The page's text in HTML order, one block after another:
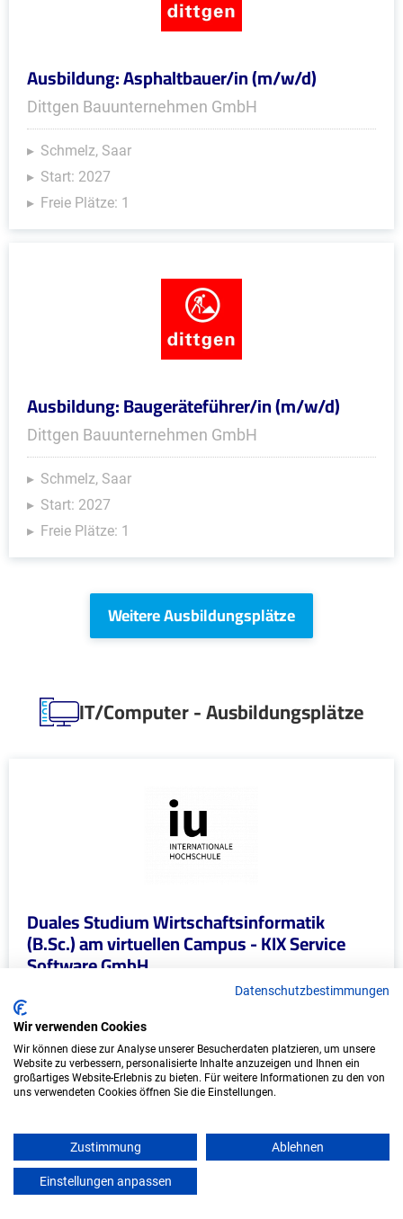
Ausbildung: Asphaltbauer/in (m/w/d)
Dittgen Bauunternehmen GmbH
Schmelz, Saar
Start: 2027
Freie Plätze: 1
Ausbildung: Baugeräteführer/in (m/w/d)
Dittgen Bauunternehmen GmbH
Schmelz, Saar
Start: 2027
Freie Plätze: 1
Weitere Ausbildungsplätze
IT/Computer - Ausbildungsplätze
Duales Studium Wirtschaftsinformatik
(B.Sc.) am virtuellen Campus - KIX Service
Software GmbH
In Kooperation mit IU Duales Studium (Internationale
Hochschule)
bundesweit
Freie Plätze: 1
Datenschutzbestimmungen
Wir verwenden Cookies
Wir können diese zur Analyse unserer Besucherdaten platzieren, um unsere
Website zu verbessern, personalisierte Inhalte anzuzeigen und Ihnen ein
großartiges Website-Erlebnis zu bieten. Für weitere Informationen zu den von
uns verwendeten Cookies öffnen Sie die Einstellungen.
Zustimmung Ablehnen
Einstellungen anpassen